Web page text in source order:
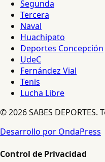
Segunda
Tercera
Naval
Huachipato
Deportes Concepción
UdeC
Fernández Vial
Tenis
Lucha Libre
© 2026 SABES
Desarrollo por OndaPress
Control de Privacidad